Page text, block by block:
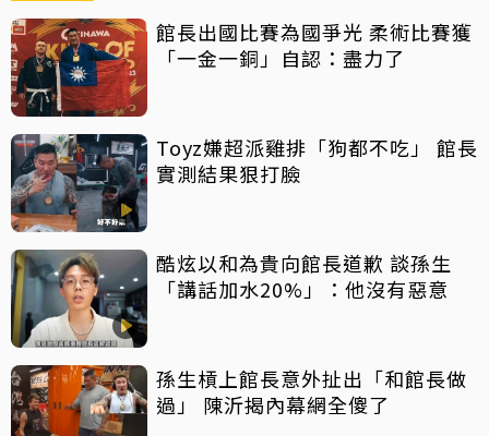
館長出國比賽為國爭光 柔術比賽獲
「一金一銅」自認：盡力了
Toyz嫌超派雞排「狗都不吃」 館長
實測結果狠打臉
酷炫以和為貴向館長道歉 談孫生
「講話加水20%」：他沒有惡意
孫生槓上館長意外扯出「和館長做
過」 陳沂揭內幕網全傻了